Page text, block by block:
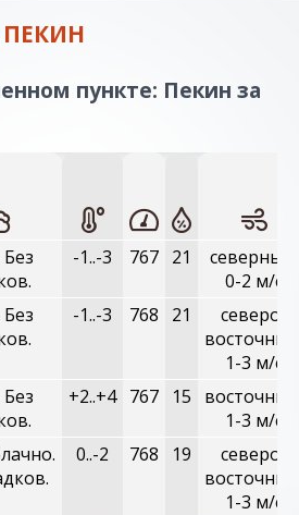
ПЕКИН
пункте: Пекин за
-1..-3 767 21
северный,
0-2 м/с
-1..-3 768 21
северо-
1-3 м/с
+2..+4 767 15
1-3 м/с
0..-2 768 19
северо-
1-3 м/с